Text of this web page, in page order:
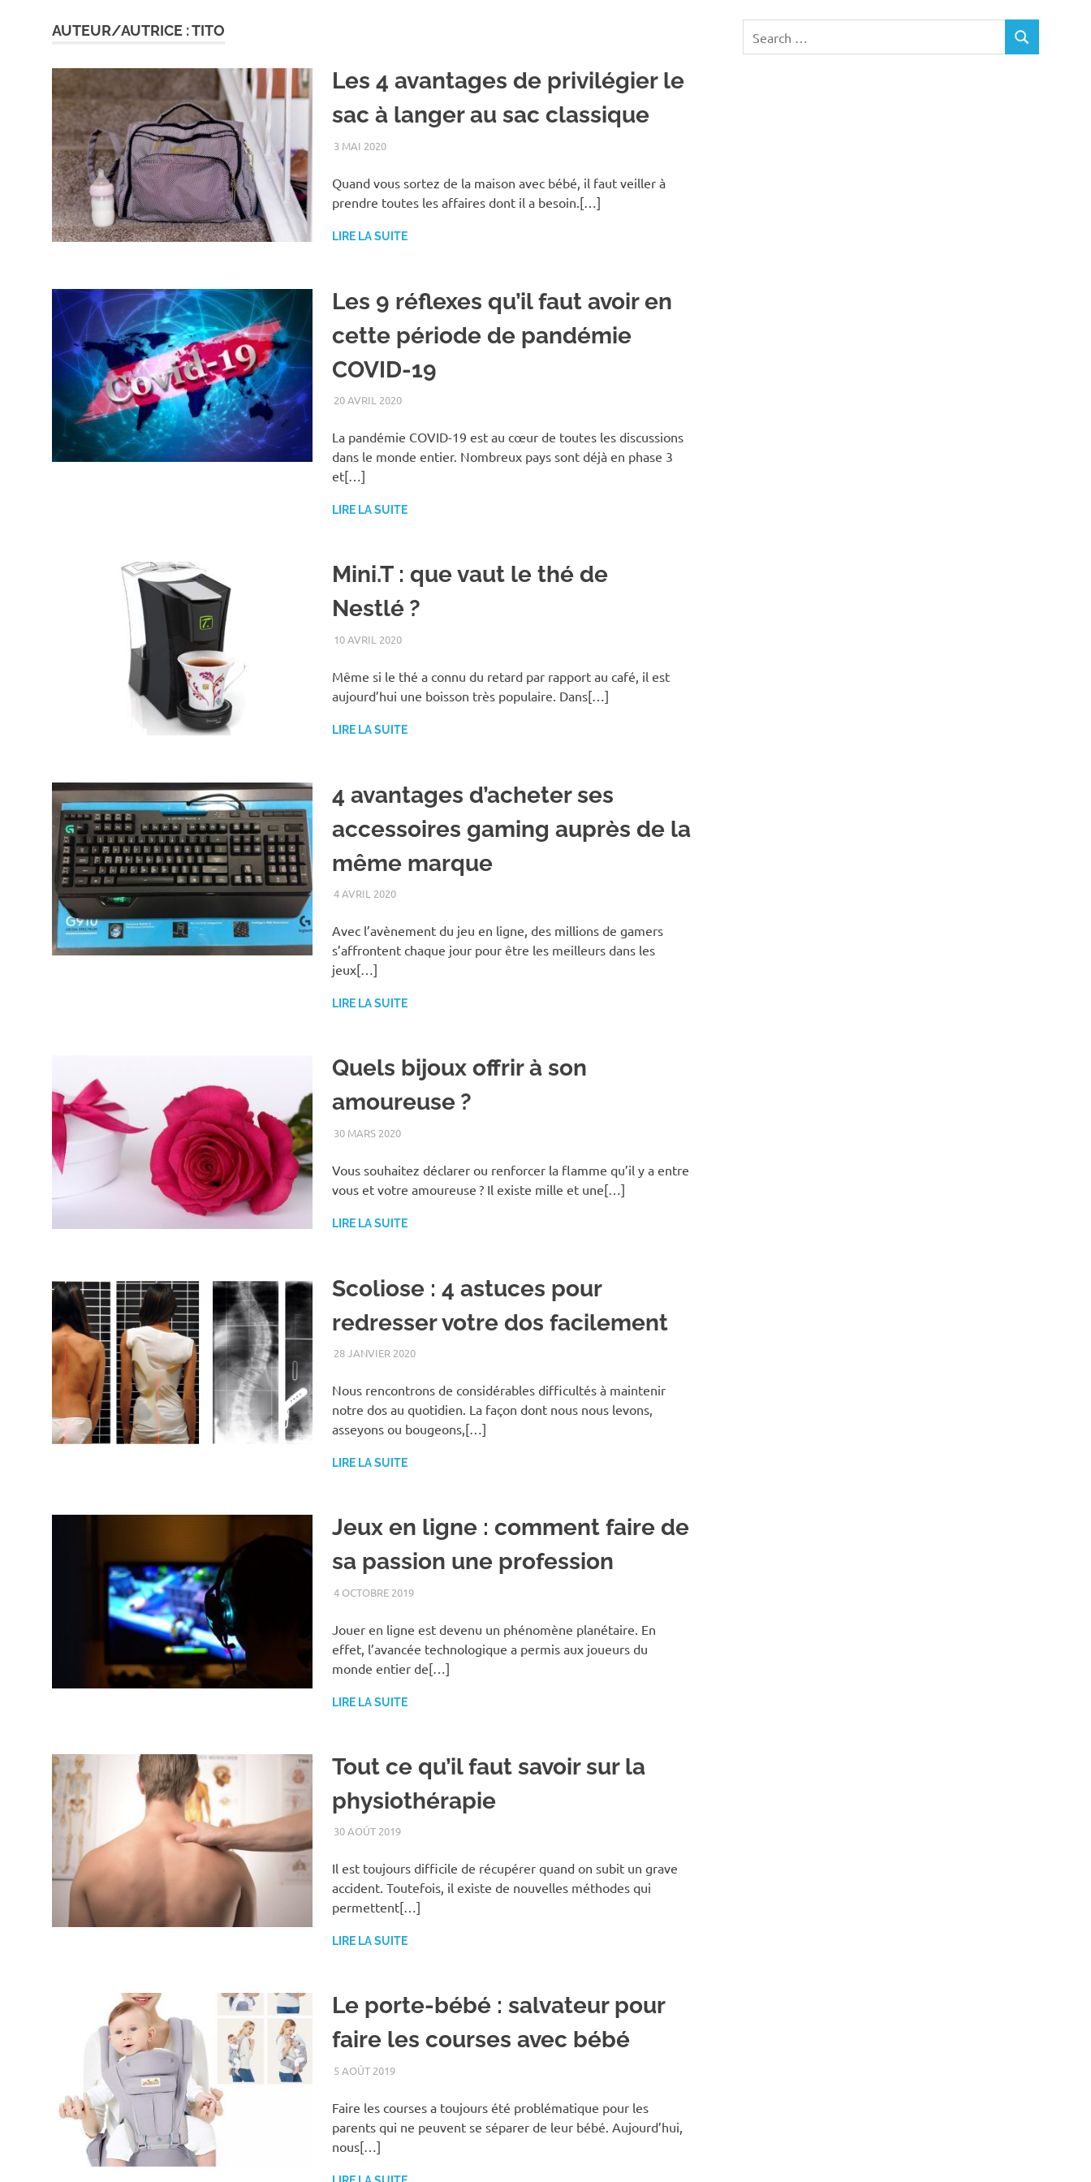
AUTEUR/AUTRICE :TITO
Les 4 avantages de privilégier le
sac à langer au sac classique
3 MAI 2020
Quand vous sortez de la maison avec bébé, il faut veiller à
prendre toutes les affaires dont il a besoin.[…]
LIRE LA SUITE
Les 9 réflexes qu’il faut avoir en
cette période de pandémie
COVID-19
20 AVRIL 2020
La pandémie COVID-19 est au cœur de toutes les discussions
dans le monde entier. Nombreux pays sont déjà en phase 3
et[…]
LIRE LA SUITE
Mini.T : que vaut le thé de
Nestlé ?
10 AVRIL 2020
Même si le thé a connu du retard par rapport au café, il est
aujourd’hui une boisson très populaire. Dans[…]
LIRE LA SUITE
4 avantages d’acheter ses
accessoires gaming auprès de la
même marque
4 AVRIL 2020
Avec l’avènement du jeu en ligne, des millions de gamers
s’affrontent chaque jour pour être les meilleurs dans les
jeux[…]
LIRE LA SUITE
Quels bijoux offrir à son
amoureuse ?
30 MARS 2020
Vous souhaitez déclarer ou renforcer la flamme qu’il y a entre
vous et votre amoureuse ? Il existe mille et une[…]
LIRE LA SUITE
Scoliose : 4 astuces pour
redresser votre dos facilement
28 JANVIER 2020
Nous rencontrons de considérables difficultés à maintenir
notre dos au quotidien. La façon dont nous nous levons,
asseyons ou bougeons,[…]
LIRE LA SUITE
Jeux en ligne : comment faire de
sa passion une profession
4 OCTOBRE 2019
Jouer en ligne est devenu un phénomène planétaire. En
effet, l’avancée technologique a permis aux joueurs du
monde entier de[…]
LIRE LA SUITE
Tout ce qu’il faut savoir sur la
physiothérapie
30 AOÛT 2019
Il est toujours difficile de récupérer quand on subit un grave
accident. Toutefois, il existe de nouvelles méthodes qui
permettent[…]
LIRE LA SUITE
Le porte-bébé : salvateur pour
faire les courses avec bébé
5 AOÛT 2019
Faire les courses a toujours été problématique pour les
parents qui ne peuvent se séparer de leur bébé. Aujourd’hui,
nous[…]
for:
SEARCH